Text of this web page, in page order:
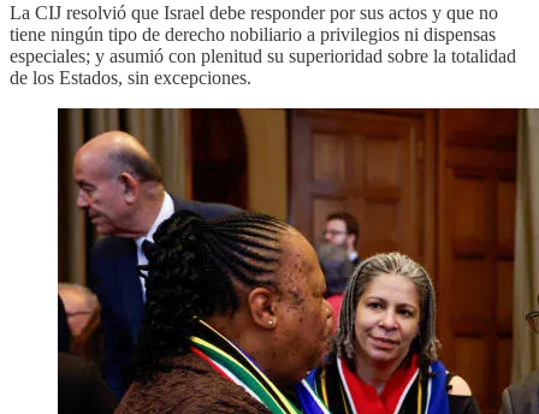
La CIJ resolvió que Israel debe responder por sus actos y que no
tiene ningún tipo de derecho nobiliario a privilegios ni dispensas
especiales; y asumió con plenitud su superioridad sobre la totalidad
de los Estados, sin excepciones.